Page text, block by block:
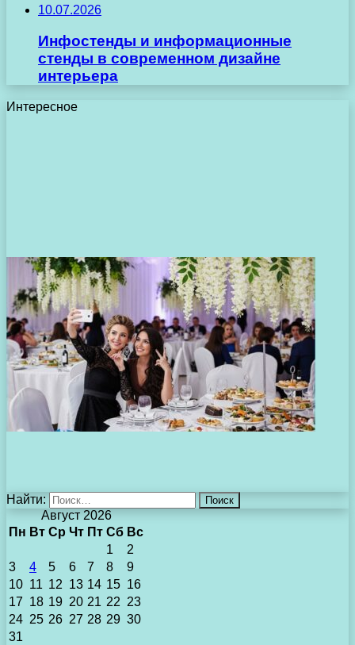
10.07.2026
Инфостенды и информационные
стенды в современном дизайне
интерьера
Интересное
Найти:
Август 2026
Пн Вт Ср Чт Пт Сб Вс
1
2
3
4 5 6 7 8
9
10 11 12 13 14 15 16
17 18 19 20 21 22 23
24 25 26 27 28 29 30
31